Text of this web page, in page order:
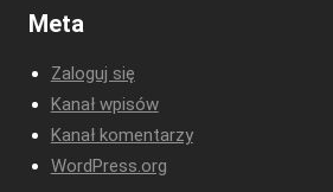
Meta
Zaloguj się
Kanał wpisów
Kanał komentarzy
WordPress.org